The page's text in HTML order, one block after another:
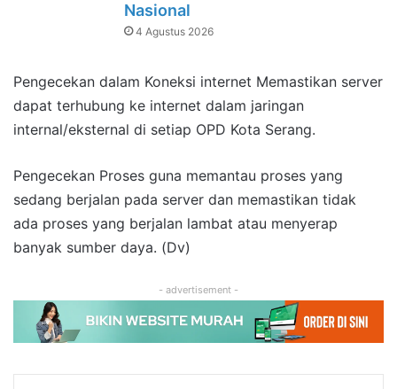
Nasional
4 Agustus 2026
Pengecekan dalam Koneksi internet Memastikan server
dapat terhubung ke internet dalam jaringan
internal/eksternal di setiap OPD Kota Serang.
Pengecekan Proses guna memantau proses yang
sedang berjalan pada server dan memastikan tidak
ada proses yang berjalan lambat atau menyerap
banyak sumber daya. (Dv)
- advertisement -